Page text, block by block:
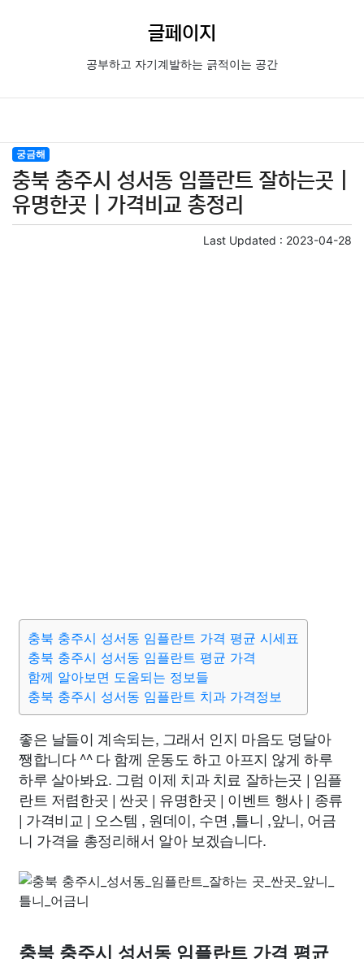
글페이지
공부하고 자기계발하는 긁적이는 공간
궁금해
충북 충주시 성서동 임플란트 잘하는곳 |
유명한곳 | 가격비교 총정리
Last Updated : 2023-04-28
충북 충주시 성서동 임플란트 가격 평균 시세표
충북 충주시 성서동 임플란트 평균 가격
함께 알아보면 도움되는 정보들
충북 충주시 성서동 임플란트 치과 가격정보
좋은 날들이 계속되는, 그래서 인지 마음도 덩달아
쨍합니다 ^^ 다 함께 운동도 하고 아프지 않게 하루
하루 살아봐요. 그럼 이제 치과 치료 잘하는곳 | 임플
란트 저렴한곳 | 싼곳 | 유명한곳 | 이벤트 행사 | 종류
| 가격비교 | 오스템 , 원데이, 수면 ,틀니 ,앞니, 어금
니 가격을 총정리해서 알아 보겠습니다.
충북 충주시 성서동 임플란트 가격 평균